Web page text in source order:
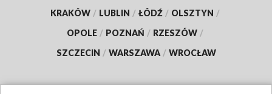
KRAKÓW / LUBLIN / ŁÓDŹ / OLSZTYN /
OPOLE / POZNAŃ / RZESZÓW /
SZCZECIN / WARSZAWA / WROCŁAW